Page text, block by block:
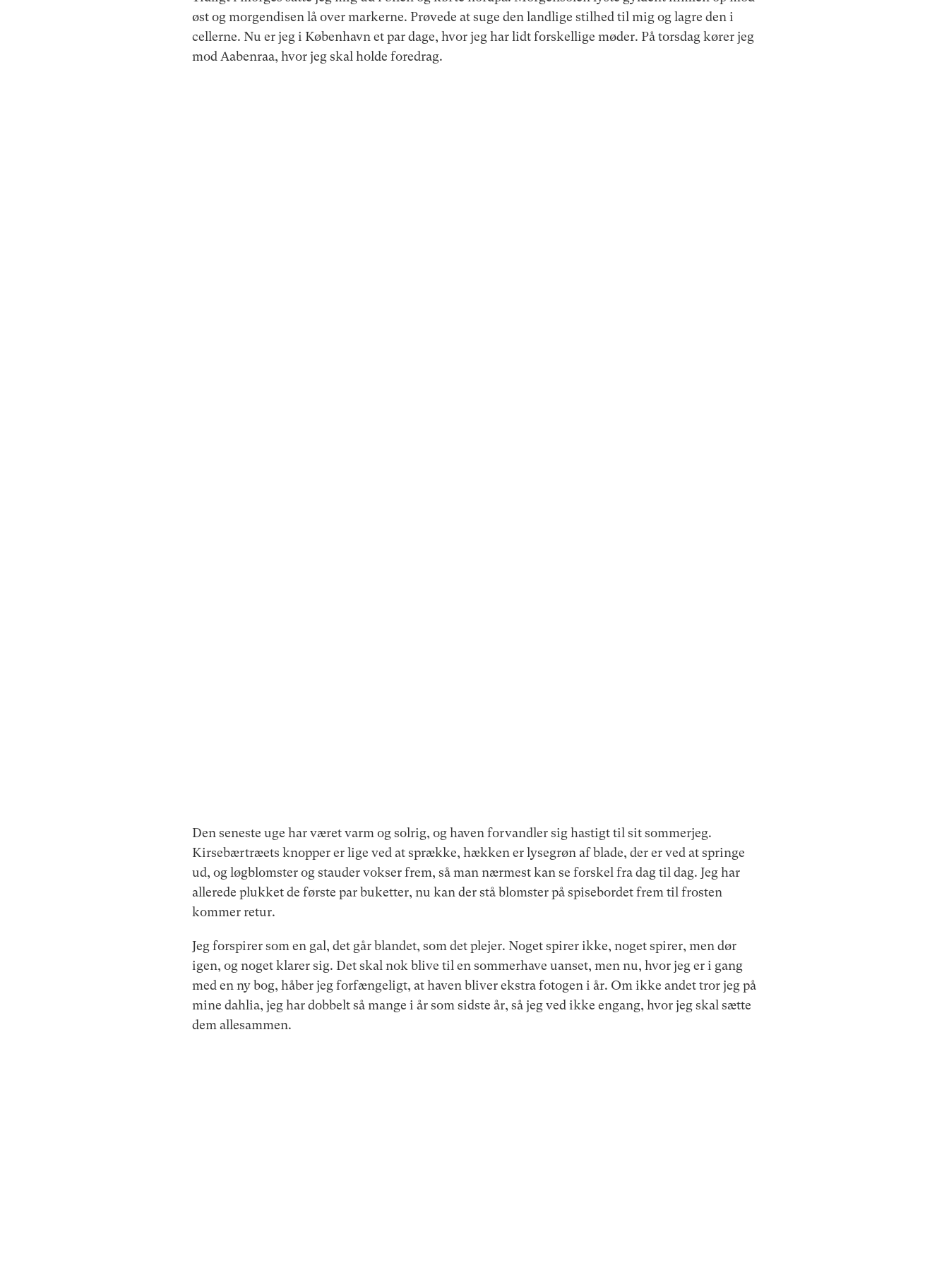
øst og morgendisen lå over markerne. Prøvede at suge den landlige stilhed til mig og lagre den i
cellerne. Nu er jeg i København et par dage, hvor jeg har lidt forskellige møder. På torsdag kører jeg
mod Aabenraa, hvor jeg skal holde foredrag.
Den seneste uge har været varm og solrig, og haven forvandler sig hastigt til sit sommerjeg.
Kirsebærtræets knopper er lige ved at sprække, hækken er lysegrøn af blade, der er ved at springe
ud, og løgblomster og stauder vokser frem, så man nærmest kan se forskel fra dag til dag. Jeg har
allerede plukket de første par buketter, nu kan der stå blomster på spisebordet frem til frosten
kommer retur.
Jeg forspirer som en gal, det går blandet, som det plejer. Noget spirer ikke, noget spirer, men dør
igen, og noget klarer sig. Det skal nok blive til en sommerhave uanset, men nu, hvor jeg er i gang
med en ny bog, håber jeg forfængeligt, at haven bliver ekstra fotogen i år. Om ikke andet tror jeg på
mine dahlia, jeg har dobbelt så mange i år som sidste år, så jeg ved ikke engang, hvor jeg skal sætte
dem allesammen.